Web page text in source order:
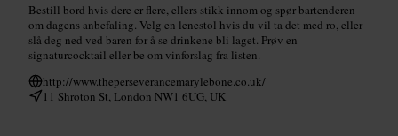
Bestill bord hvis dere er flere, ellers stikk innom og spør bartenderen
om dagens anbefaling. Velg en lenestol hvis du vil ta det med ro, eller
slå deg ned ved baren for å se drinkene bli laget. Prøv en
signaturcocktail eller be om vinforslag fra listen.
http://www.theperseverancemarylebone.co.uk/
11 Shroton St, London NW1 6UG, UK